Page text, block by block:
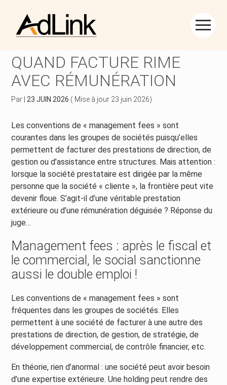
Aller
au
Créer et reprendre une activité
Développer votre entreprise
Construire votre patrimoine
Être prêt pour la facturation électronique
Piloter votre gestion
Gérer vos ressources humaines
Dématérialiser vos documents
QUAND FACTURE RIME
AVEC RÉMUNÉRATION
Par 23 JUIN 2026 ( Mise à jour 23 juin 2026)
Les conventions de « management fees » sont
courantes dans les groupes de sociétés puisqu’elles
permettent de facturer des prestations de direction, de
gestion ou d’assistance entre structures. Mais attention :
lorsque la société prestataire est dirigée par la même
personne que la société « cliente », la frontière peut vite
devenir floue. S’agit-il d’une véritable prestation
extérieure ou d’une rémunération déguisée ? Réponse du
juge…
Management fees : après le fiscal et
le commercial, le social sanctionne
aussi le double emploi !
Les conventions de « management fees » sont
fréquentes dans les groupes de sociétés. Elles
permettent à une société de facturer à une autre des
prestations de direction, de gestion, de stratégie, de
développement commercial, de contrôle financier, etc.
En théorie, rien d’anormal : une société peut avoir besoin
d’une expertise extérieure. Une holding peut rendre des